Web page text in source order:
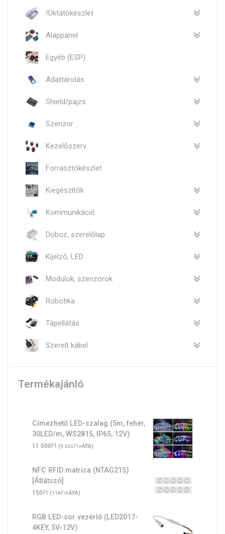
!Oktatókészlet
Alappanel
Egyéb (ESP)
Adattárolás
Shield/pajzs
Szenzor
Kezelőszerv
Forrasztókészlet
Kiegészítők
Kommunikáció
Doboz, szerelőlap
Kijelző, LED
Modulok, szenzorok
Robotika
Tápellátás
Szerelt kábel
Termékajánló
Címezhető LED-szalag (5m, fehér,
30LED/m, WS2815, IP65, 12V)
11.500Ft (9.055Ft+ÁFA)
NFC RFID matrica (NTAG215)
[Átlátszó]
150Ft (118Ft+ÁFA)
RGB LED-sor vezérlő (LED2017-
4KEY, 5V-12V)